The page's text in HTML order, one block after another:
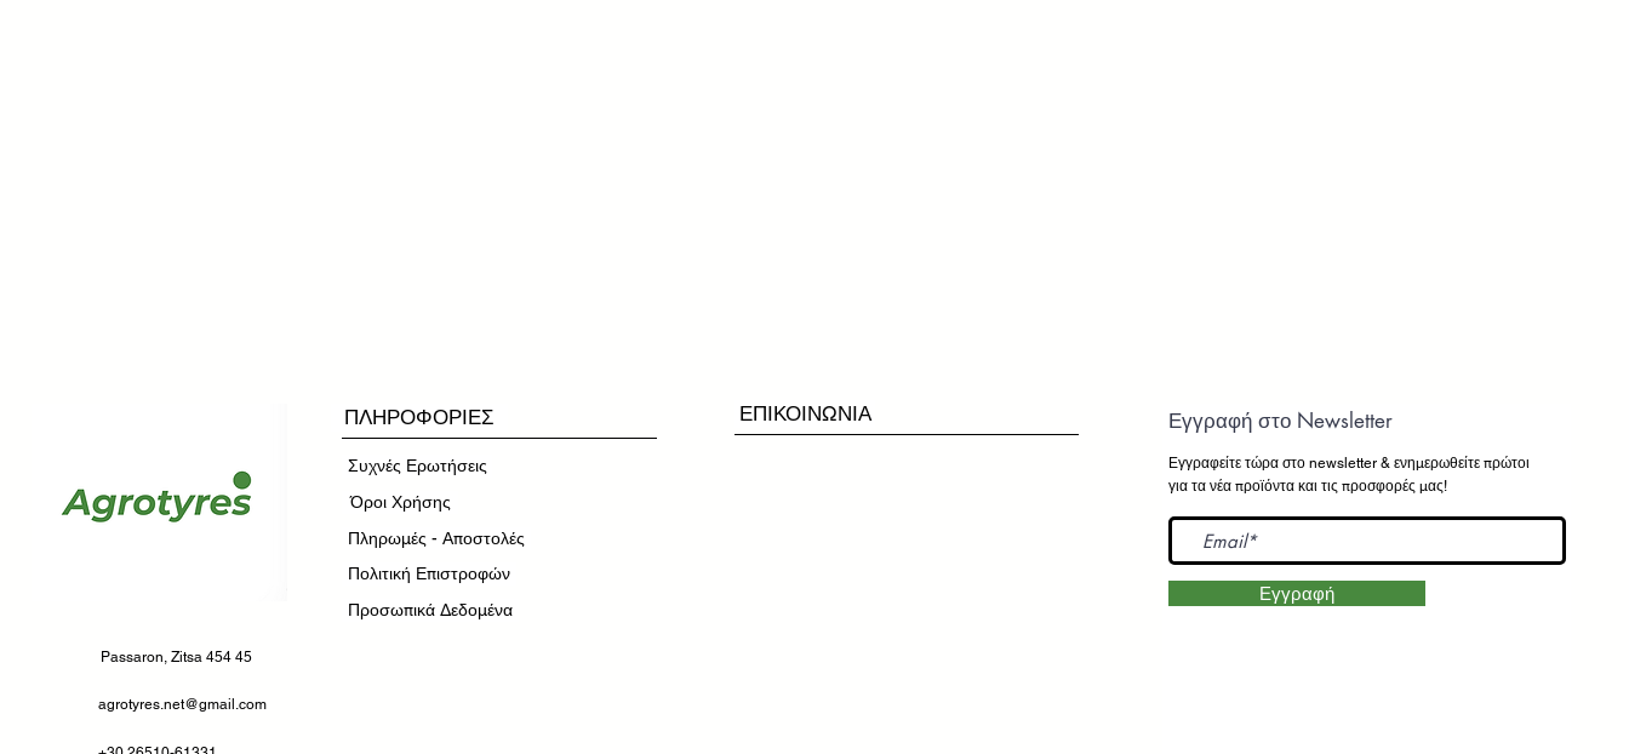
ΠΛΗΡΟΦΟΡΙΕΣ
Συχνές Ερωτήσεις
​Όροι Χρήσης
Πληρωμές - Αποστολές
Πολιτική Επιστροφών
Προσωπικά Δεδομένα
Passaron, Zitsa 454 45
agrotyres.net@gmail.com
ΕΠΙΚΟΙΝΩΝΙΑ Εγγραφή στο Newsletter
Εγγραφείτε τώρα στο newsletter & ενημερωθείτε πρώτοι
για τα νέα προϊόντα και τις προσφορές μας!
Εγγραφή